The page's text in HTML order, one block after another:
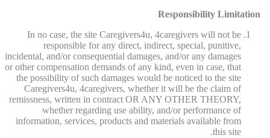
Responsibility Limitation
In no case, the site Caregivers4u, 4caregivers will not be
responsible for any direct, indirect, special, punitive,
incidental, and/or consequential damages, and/or any damages
or other compensation demands of any kind, even in case, that
the possibility of such damages would be noticed to the site
Caregivers4u, 4caregivers, whether it will be the claim of
remissness, written in contract OR ANY OTHER THEORY,
whether regarding use ability, and/or performance of
information, services, products and materials available from
this site.